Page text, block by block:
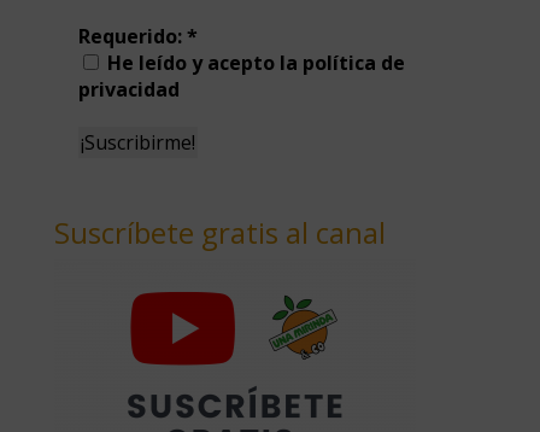
Requerido:*
He leído y acepto la política de
privacidad
Suscríbete gratis al canal